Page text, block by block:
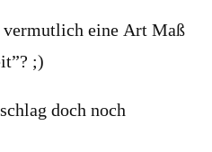
eine Art Maß
;)
doch noch